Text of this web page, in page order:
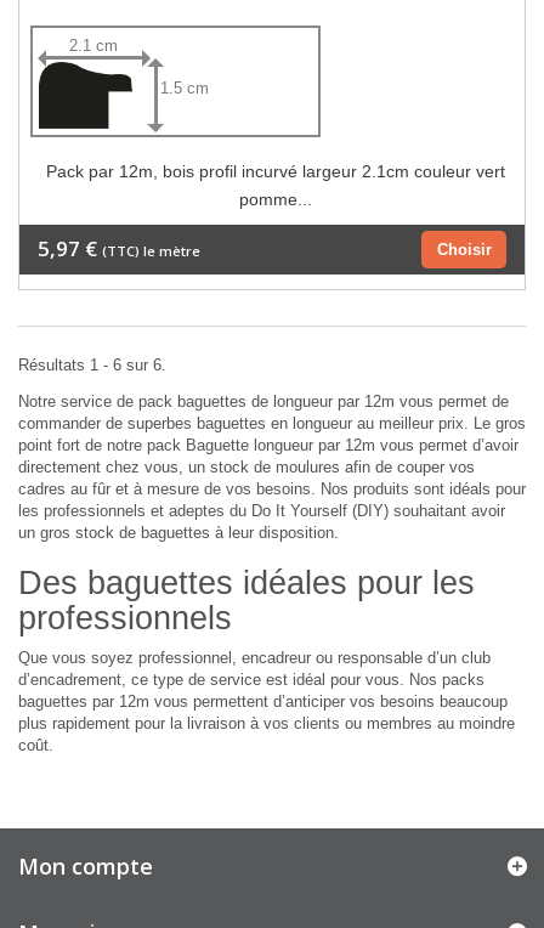
2.1 cm
1.5 cm
Pack par 12m, bois profil incurvé largeur 2.1cm couleur vert
pomme...
Choisir
5,97 € (TTC) le mètre
Résultats 1 - 6 sur 6.
Notre service de pack baguettes de longueur par 12m vous permet de
commander de superbes baguettes en longueur au meilleur prix. Le gros
point fort de notre pack Baguette longueur par 12m vous permet d’avoir
directement chez vous, un stock de moulures afin de couper vos
cadres au fûr et à mesure de vos besoins. Nos produits sont idéals pour
les professionnels et adeptes du Do It Yourself (DIY) souhaitant avoir
un gros stock de baguettes à leur disposition.
Des baguettes idéales pour les
professionnels
Que vous soyez professionnel, encadreur ou responsable d’un club
d’encadrement, ce type de service est idéal pour vous. Nos packs
baguettes par 12m vous permettent d’anticiper vos besoins beaucoup
plus rapidement pour la livraison à vos clients ou membres au moindre
coût.
Mon compte